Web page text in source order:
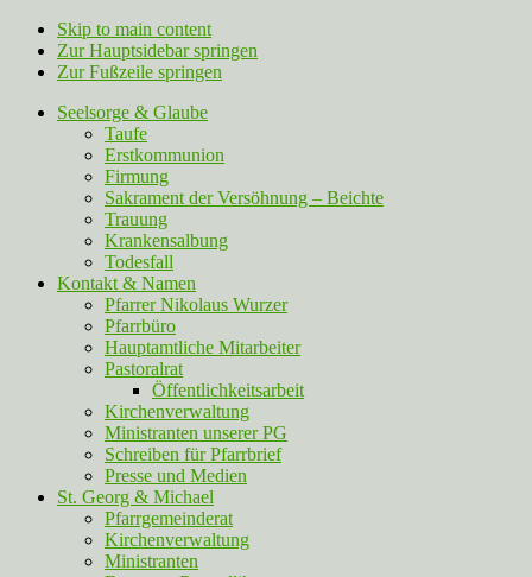
Skip to main content
Zur Hauptsidebar springen
Zur Fußzeile springen
Seelsorge & Glaube
Taufe
Erstkommunion
Firmung
Sakrament der Versöhnung – Beichte
Trauung
Krankensalbung
Todesfall
Kontakt & Namen
Pfarrer Nikolaus Wurzer
Pfarrbüro
Hauptamtliche Mitarbeiter
Pastoralrat
Öffentlichkeitsarbeit
Kirchenverwaltung
Ministranten unserer PG
Schreiben für Pfarrbrief
Presse und Medien
St. Georg & Michael
Pfarrgemeinderat
Kirchenverwaltung
Ministranten